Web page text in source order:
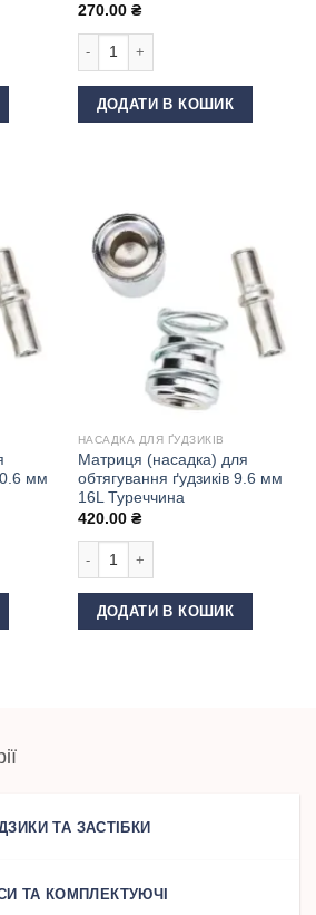
270.00 ₴
ДОДАТИ В КОШИК
мм
НАСАДКА ДЛЯ ҐУДЗИКІВ
Матриця (насадка) для
обтягування ґудзиків 9.6 мм
16L Туреччина
420.00 ₴
ДОДАТИ В КОШИК
ТА ЗАСТІБКИ
ТА КОМПЛЕКТУЮЧІ